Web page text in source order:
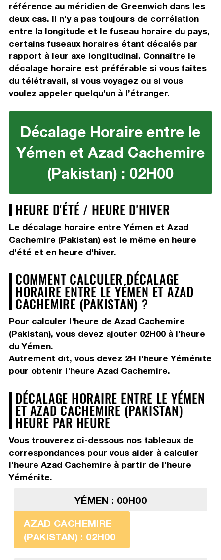
référence au méridien de Greenwich dans les
deux cas. Il n'y a pas toujours de corrélation
entre la longitude et le fuseau horaire du pays,
certains fuseaux horaires étant décalés par
rapport à leur axe longitudinal. Connaître le
décalage horaire est préférable si vous faites
du télétravail, si vous voyagez ou si vous
voulez appeler quelqu’un à l’étranger.
Décalage Horaire entre le
Yémen et Azad Cachemire
(Pakistan) : 02H00
HEURE D'ÉTÉ / HEURE D'HIVER
Le décalage horaire entre Yémen et Azad
Cachemire (Pakistan) est le même en heure
d'été et en heure d'hiver.
COMMENT CALCULER DÉCALAGE
HORAIRE ENTRE LE YÉMEN ET AZAD
CACHEMIRE (PAKISTAN) ?
Pour calculer l'heure de Azad Cachemire
(Pakistan), vous devez ajouter 02H00à l'heure
du Yémen.
Autrement dit, vous devez 2H l'heure Yéménite
pour obtenir l'heure Azad Cachemire.
DÉCALAGE HORAIRE ENTRE LE YÉMEN
ET AZAD CACHEMIRE (PAKISTAN)
HEURE PAR HEURE
Vous trouverez ci-dessous nos tableaux de
correspondances pour vous aider à calculer
l'heure Azad Cachemire à partir de l'heure
Yéménite.
YÉMEN : 00H00
AZAD CACHEMIRE
(PAKISTAN) : 02H00